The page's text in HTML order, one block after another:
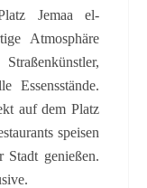
Jemaa el-
Atmosphäre
Essensstände.
auf dem Platz
speisen
Stadt genießen.